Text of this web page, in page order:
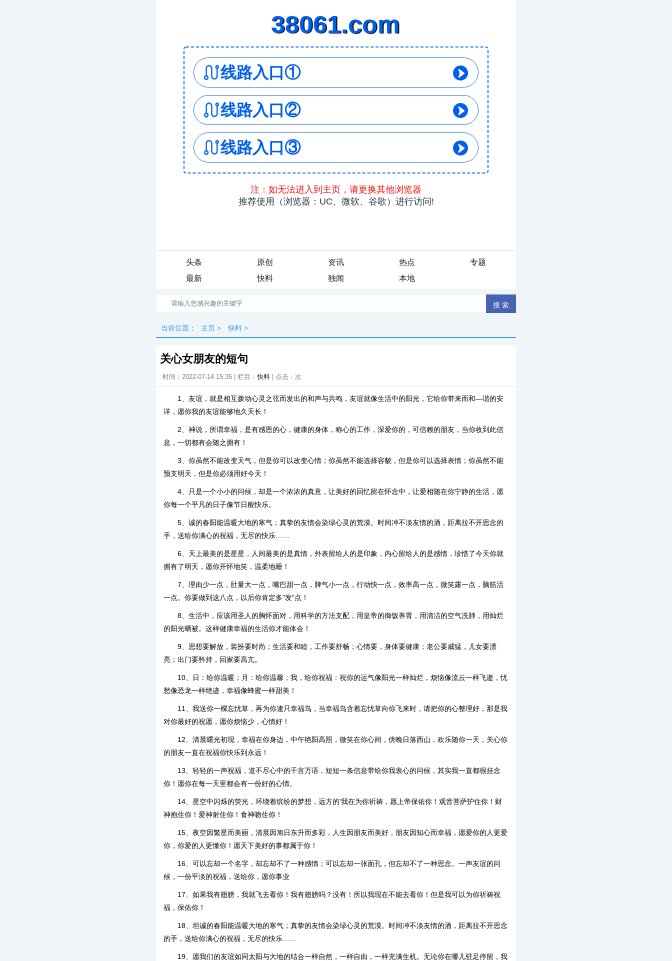
头条 原创 资讯 热点
专题
最新
快料 独闻 本地
当前位置： 主页 > 快料 >
关心女朋友的短句
时间：2022-07-14 15:35 | 栏目：快料 | 点击： 次
1、友谊，就是相互拨动心灵之弦而发出的和声与共鸣，友谊就像生活中的阳光，它给你带来而和—谐的安
详，愿你我的友谊能够地久天长！
2、神说，所谓幸福，是有感恩的心，健康的身体，称心的工作，深爱你的，可信赖的朋友，当你收到此信
息，一切都有会随之拥有！
3、你虽然不能改变天气，但是你可以改变心情；你虽然不能选择容貌，但是你可以选择表情；你虽然不能
预支明天，但是你必须用好今天！
4、只是一个小小的问候，却是一个浓浓的真意，让美好的回忆留在怀念中，让爱相随在你宁静的生活，愿
你每一个平凡的日子像节日般快乐。
5、诚的春阳能温暖大地的寒气；真挚的友情会染绿心灵的荒漠。时间冲不淡友情的酒，距离拉不开思念的
手，送给你满心的祝福，无尽的快乐……
6、天上最美的是星星，人间最美的是真情，外表留给人的是印象，内心留给人的是感情，珍惜了今天你就
拥有了明天，愿你开怀地笑，温柔地睡！
7、理由少一点，肚量大一点，嘴巴甜一点，脾气小一点，行动快一点，效率高一点，微笑露一点，脑筋活
一点。你要做到这八点，以后你肯定多"发"点！
8、生活中，应该用圣人的胸怀面对，用科学的方法支配，用皇帝的御饭养胃，用清洁的空气洗肺，用灿烂
的阳光晒被。这样健康幸福的生活你才能体会！
9、思想要解放，装扮要时尚；生活要和睦，工作要舒畅；心情要，身体要健康；老公要威猛，儿女要漂
亮；出门要矜持，回家要高亢。
10、日：给你温暖；月：给你温馨；我，给你祝福：祝你的运气像阳光一样灿烂，烦恼像流云一样飞逝，忧
愁像恐龙一样绝迹，幸福像蜂蜜一样甜美！
11、我送你一棵忘忧草，再为你逮只幸福鸟，当幸福鸟含着忘忧草向你飞来时，请把你的心整理好，那是我
对你最好的祝愿，愿你烦恼少，心情好！
12、清晨曙光初现，幸福在你身边，中午艳阳高照，微笑在你心间，傍晚日落西山，欢乐随你一天，关心你
的朋友一直在祝福你快乐到永远！
13、轻轻的一声祝福，道不尽心中的千言万语，短短一条信息带给你我衷心的问候，其实我一直都很挂念
你！愿你在每一天里都会有一份好的心情。
14、星空中闪烁的荧光，环绕着缤纷的梦想，远方的'我在为你祈祷，愿上帝保佑你！观音菩萨护住你！财
神抱住你！爱神射住你！食神吻住你！
15、夜空因繁星而美丽，清晨因旭日东升而多彩，人生因朋友而美好，朋友因知心而幸福，愿爱你的人更爱
你，你爱的人更懂你！愿天下美好的事都属于你！
16、可以忘却一个名字，却忘却不了一种感情；可以忘却一张面孔，但忘却不了一种思念。一声友谊的问
候，一份平淡的祝福，送给你，愿你事业
17、如果我有翅膀，我就飞去看你！我有翅膀吗？没有！所以我现在不能去看你！但是我可以为你祈祷祝
福，保佑你！
18、坦诚的春阳能温暖大地的寒气；真挚的友情会染绿心灵的荒漠。时间冲不淡友情的酒，距离拉不开思念
的手，送给你满心的祝福，无尽的快乐……
19、愿我们的友谊如同太阳与大地的结合一样自然，一样自由，一样充满生机。无论你在哪儿驻足停留，我